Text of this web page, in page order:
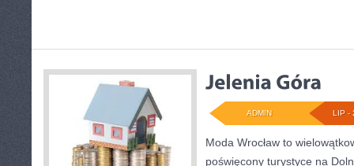
LIP -
ADMIN
Moda Wrocław to
poświęcony turystyce na